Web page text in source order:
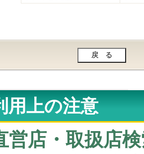
用上の注意
営店・取扱店